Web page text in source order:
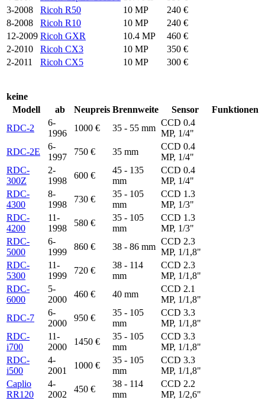
3-2008
Ricoh R50 10 MP
240 €
8-2008
Ricoh R10 10 MP
240 €
12-2009 Ricoh GXR 10.4 MP
460 €
2-2010
Ricoh CX3 10 MP
350 €
2-2011
Ricoh CX5 10 MP 300 €
keine
Modell
ab Neupreis Brennweite Sensor
Funktionen
RDC-2
6-
1996
1000 € 35 - 55 mm
CCD 0.4
MP, 1/4"
RDC-2E
6-
1997
750 € 35 mm
CCD 0.4
MP, 1/4"
RDC-
300Z
2-
1998
600 €
45 - 135
mm
CCD 0.4
MP, 1/4"
RDC-
4300
8-
1998
730 €
35 - 105
mm
CCD 1.3
MP, 1/3"
RDC-
4200
11-
1998
580 €
35 - 105
mm
CCD 1.3
MP, 1/3"
RDC-
5000
6-
1999
860 € 38 - 86 mm
CCD 2.3
MP, 1/1,8"
RDC-
5300
11-
1999
720 €
38 - 114
mm
CCD 2.3
MP, 1/1,8"
RDC-
6000
5-
2000
460 € 40 mm
CCD 2.1
MP, 1/1,8"
RDC-7
6-
2000
950 €
35 - 105
mm
CCD 3.3
MP, 1/1,8"
RDC-
i700
11-
2000
1450 €
35 - 105
mm
CCD 3.3
MP, 1/1,8"
RDC-
i500
4-
2001
1000 €
35 - 105
mm
CCD 3.3
MP, 1/1,8"
Caplio
RR120
4-
2002
450 €
38 - 114
mm
CCD 2.2
MP, 1/2,6"